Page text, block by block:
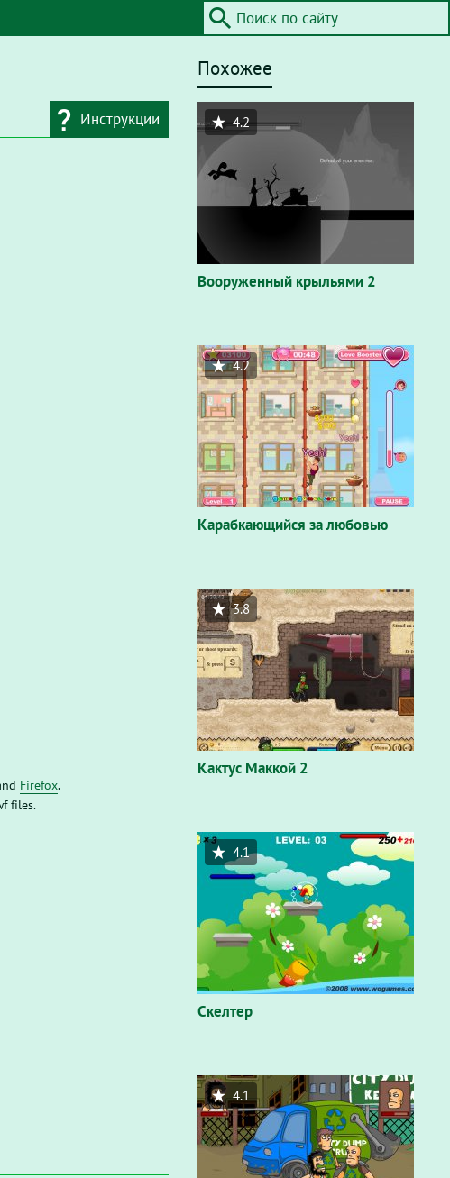
Инструкции
Firefox.
files.
Похожее
Вооруженный крыльями 2
4.2
Карабкающийся за любовью
4.2
Кактус Маккой 2
3.8
Скелтер
4.1
4.1